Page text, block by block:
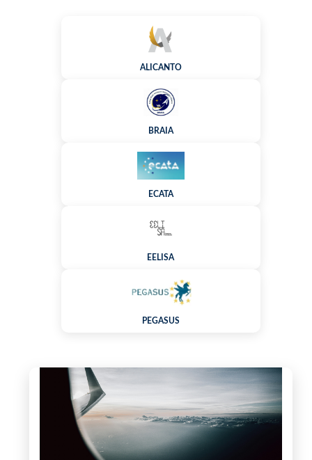
ALICANTO
BRAIA
ECATA
EELISA
PEGASUS